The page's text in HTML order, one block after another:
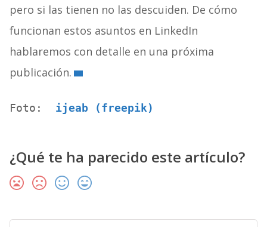
pero si las tienen no las descuiden. De cómo
funcionan estos asuntos en LinkedIn
hablaremos con detalle en una próxima
publicación.
Foto: ijeab (freepik)
¿Qué te ha parecido este artículo?